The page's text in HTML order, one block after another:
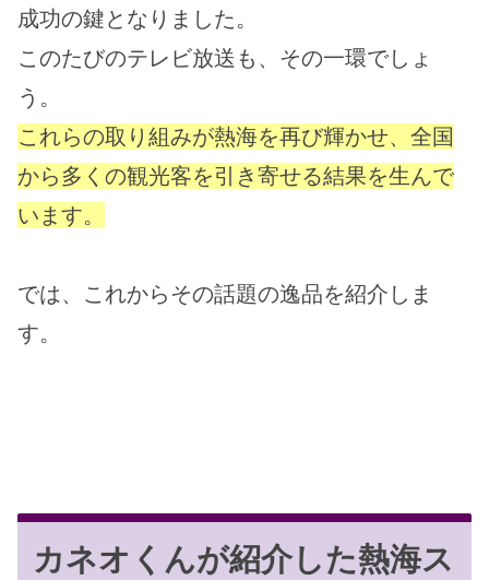
成功の鍵となりました。
このたびのテレビ放送も、その一環でしょ
う。
これらの取り組みが熱海を再び輝かせ、全国
から多くの観光客を引き寄せる結果を生んで
います。
では、これからその話題の逸品を紹介しま
す。
カネオくんが紹介した熱海ス